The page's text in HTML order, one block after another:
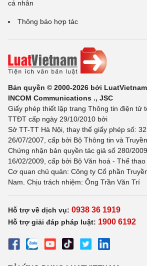
cá nhân
Thông báo hợp tác
Bản quyền © 2000-2026 bởi
INCOM Communications ., JSC
Giấy phép thiết lập trang Thông tin điện tử
TTĐT cấp ngày 29/10/2010 bởi
Sở TT-TT Hà Nội, thay thế giấy phép số:
26/07/2007, cấp bởi Bộ Thông tin và
Chứng nhận bản quyền tác giả số 280/
16/02/2009, cấp bởi Bộ Văn hoá - Thể thao
Cơ quan chủ quản: Công ty Cổ phần
Nam. Chịu trách nhiệm: Ông Trần Văn Trí
Hỗ trợ về dịch vụ: 0938 36 1919
Hỗ trợ giải đáp pháp luật: 1900 6192